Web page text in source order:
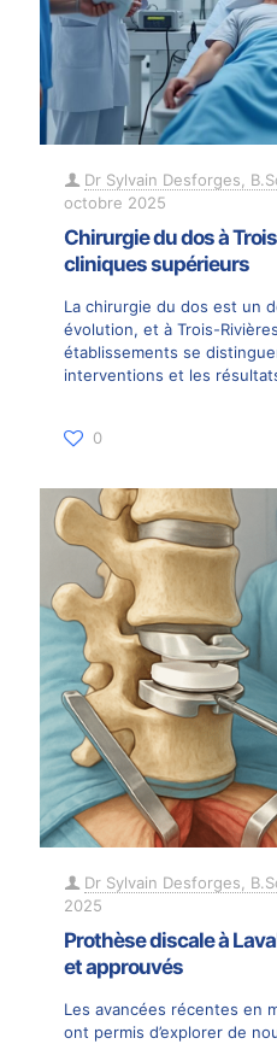
Dr Sylvain Desforges,
octobre 2025
Chirurgie du dos à
cliniques supérieurs
La chirurgie du dos est un
évolution, et à Trois-
établissements se
interventions et les
0
Dr Sylvain Desforges,
2025
Prothèse discale à
et approuvés
Les avancées récentes en
ont permis d’explorer de